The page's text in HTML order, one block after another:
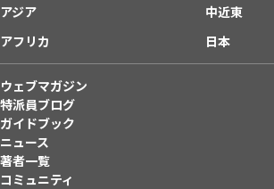
アジア
中近東
アフリカ
日本
ウェブマガジン
特派員ブログ
ガイドブック
ニュース
著者一覧
コミュニティ